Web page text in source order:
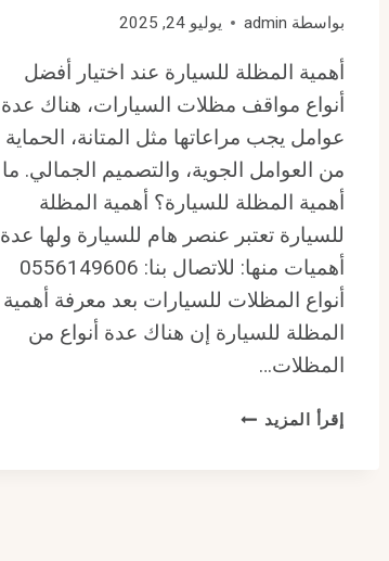
بواسطة admin يوليو 24, 2025
أهمية المظلة للسيارة عند اختيار أفضل
أنواع مواقف مظلات السيارات، هناك عدة
عوامل يجب مراعاتها مثل المتانة، الحماية
من العوامل الجوية، والتصميم الجمالي. ما
أهمية المظلة للسيارة؟ أهمية المظلة
للسيارة تعتبر عنصر هام للسيارة ولها عدة
أهميات منها: للاتصال بنا: 0556149606
أنواع المظلات للسيارات بعد معرفة أهمية
المظلة للسيارة إن هناك عدة أنواع من
المظلات…
إقرأ المزيد أهمية